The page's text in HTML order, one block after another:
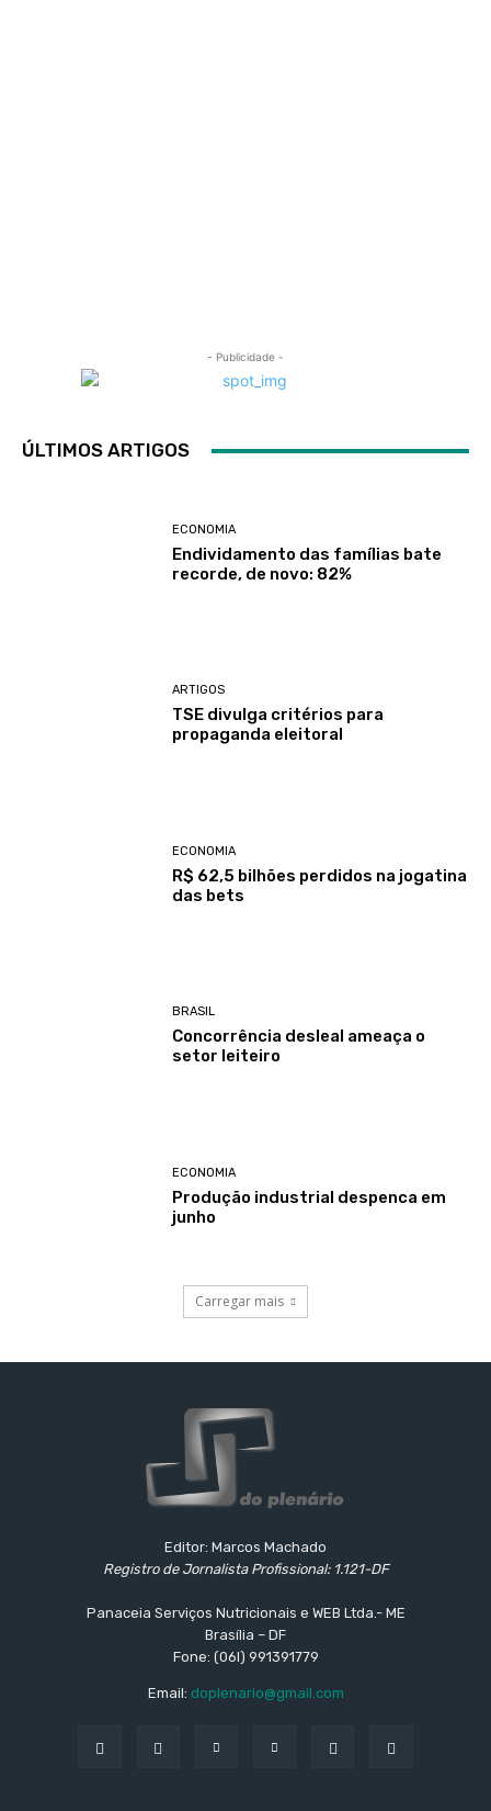
- Publicidade -
ÚLTIMOS ARTIGOS
ECONOMIA
Endividamento das famílias bate
recorde, de novo: 82%
ARTIGOS
TSE divulga critérios para
propaganda eleitoral
ECONOMIA
R$ 62,5 bilhões perdidos na jogatina
das bets
BRASIL
Concorrência desleal ameaça o
setor leiteiro
ECONOMIA
Produção industrial despenca em
junho
Carregar mais
Editor: Marcos Machado
Registro de Jornalista Profissional: 1.121-DF
Panaceia Serviços Nutricionais e WEB Ltda.- ME
Brasília – DF
Fone: (06l) 991391779
Email: doplenario@gmail.com